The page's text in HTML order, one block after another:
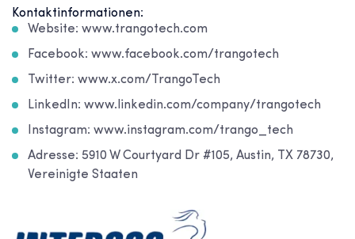
Kontaktinformationen:
Website: www.trangotech.com
Facebook: www.facebook.com/trangotech
Twitter: www.x.com/TrangoTech
LinkedIn: www.linkedin.com/company/trangotech
Instagram: www.instagram.com/trango_tech
Adresse: 5910 W Courtyard Dr #105, Austin, TX 78730,
Vereinigte Staaten